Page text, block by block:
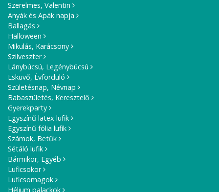
Szerelmes, Valentin
Anyák és Apák napja
Ballagás
Halloween
Mikulás, Karácsony
Szilveszter
Lánybúcsú, Legénybúcsú
Esküvő, Évforduló
Születésnap, Névnap
Babaszületés, Keresztelő
Gyerekparty
Egyszínű latex lufik
Egyszínű fólia lufik
Számok, Betűk
Sétáló lufik
Bármikor, Egyéb
Luficsokor
Luficsomagok
Hélium palackok